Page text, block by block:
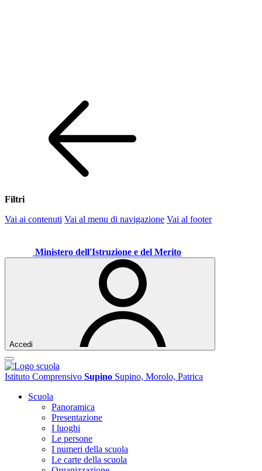
Filtri
Vai ai contenuti Vai al menu di navigazione Vai al footer
Ministero dell'Istruzione e del Merito
Accedi
Istituto Comprensivo Supino Supino, Morolo, Patrica
Scuola
Panoramica
Presentazione
I luoghi
Le persone
I numeri della scuola
Le carte della scuola